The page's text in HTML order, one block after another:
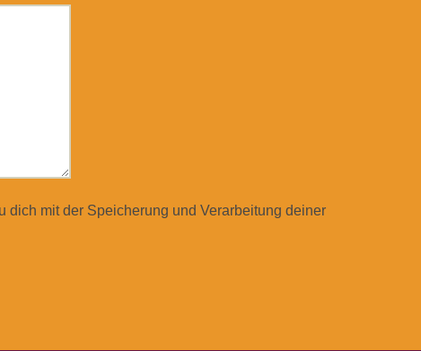
dich mit der Speicherung und Verarbeitung deiner